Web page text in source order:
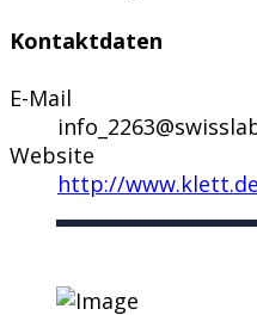
Kontaktdaten
E-Mail
Website
http://www.klett.de